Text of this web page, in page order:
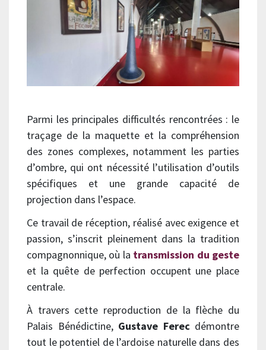
Parmi les principales difficultés rencontrées : le
traçage de la maquette et la compréhension
des zones complexes, notamment les parties
d’ombre, qui ont nécessité l’utilisation d’outils
spécifiques et une grande capacité de
projection dans l’espace.
Ce travail de réception, réalisé avec exigence et
passion, s’inscrit pleinement dans la tradition
compagnonnique, où la transmission du geste
et la quête de perfection occupent une place
centrale.
À travers cette reproduction de la flèche du
Palais Bénédictine, Gustave Ferecdémontre
tout le potentiel de l’ardoise naturelle dans des